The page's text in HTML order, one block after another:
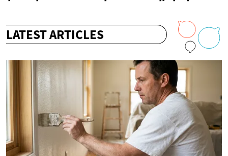
LATEST ARTICLES